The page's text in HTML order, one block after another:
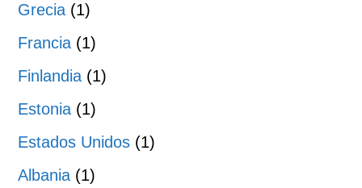
Grecia (1)
Francia (1)
Finlandia (1)
Estonia (1)
Estados Unidos (1)
Albania (1)